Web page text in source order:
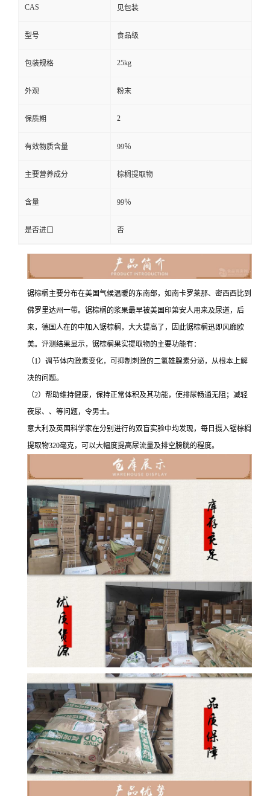
CAS 见包装
型号 食品级
包装规格 25kg
外观 粉末
保质期 2
有效物质含量 99％
主要营养成分 棕榈提取物
含量 99％
是否进口 否
锯棕榈主要分布在美国气候温暖的东南部，如南卡罗莱那、密西西比到
佛罗里达州一带。锯棕榈的浆果最早被美国印第安人用来及尿道，后
来，德国人在的中加入锯棕榈，大大提高了，因此锯棕榈迅即风靡欧
美。评测结果显示，锯棕榈果实提取物的主要功能有：
（1）调节体内激素变化，可抑制刺激的二氢雄腺素分泌，从根本上解
决的问题。
（2）帮助维持健康，保持正常体积及其功能，使排尿畅通无阻；减轻
夜尿、、等问题，令男士。
意大利及英国科学家在分别进行的双盲实验中均发现，每日摄入锯棕榈
提取物320毫克，可以大幅度提高尿流量及排空膀胱的程度。